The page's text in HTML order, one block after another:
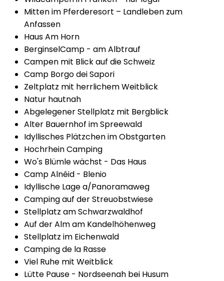
Mitten im Pferderesort – Landleben zum
Anfassen
Haus Am Horn
BerginselCamp - am Albtrauf
Campen mit Blick auf die Schweiz
Camp Borgo dei Sapori
Zeltplatz mit herrlichem Weitblick
Natur hautnah
Abgelegener Stellplatz mit Bergblick
Alter Bauernhof im Spreewald
Idyllisches Plätzchen im Obstgarten
Hochrhein Camping
Wo's Blümle wächst - Das Haus
Camp Alnéid - Blenio
Idyllische Lage a/Panoramaweg
Camping auf der Streuobstwiese
Stellplatz am Schwarzwaldhof
Auf der Alm am Kandelhöhenweg
Stellplatz im Eichenwald
Camping de la Rasse
Viel Ruhe mit Weitblick
Lütte Pause - Nordseenah bei Husum